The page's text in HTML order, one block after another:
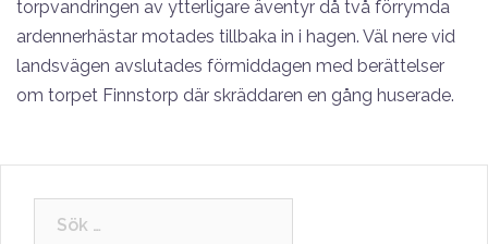
torpvandringen av ytterligare äventyr då två förrymda
ardennerhästar motades tillbaka in i hagen. Väl nere vid
landsvägen avslutades förmiddagen med berättelser
om torpet Finnstorp där skräddaren en gång huserade.